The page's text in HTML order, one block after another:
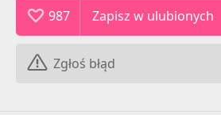
987
Zgłoś błąd